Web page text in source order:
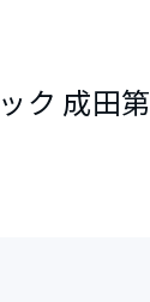
ク 成田